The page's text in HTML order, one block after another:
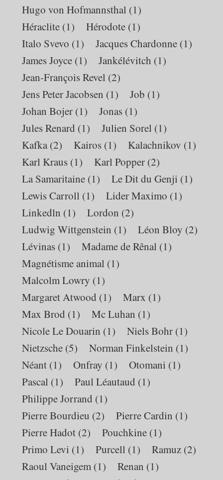
Hugo von Hofmannsthal (1)
Héraclite (1) Hérodote (1)
Italo Svevo (1) Jacques Chardonne (1)
James Joyce (1) Jankélévitch (1)
Jean-François Revel (2)
Jens Peter Jacobsen (1) Job (1)
Johan Bojer (1) Jonas (1)
Jules Renard (1) Julien Sorel (1)
Kafka (2) Kairos (1) Kalachnikov (1)
Karl Kraus (1) Karl Popper (2)
La Samaritaine (1) Le Dit du Genji (1)
Lewis Carroll (1) Lider Maximo (1)
Linkedln (1) Lordon (2)
Ludwig Wittgenstein (1) Léon Bloy (2)
Lévinas (1) Madame de Rênal (1)
Magnétisme animal (1)
Malcolm Lowry (1)
Margaret Atwood (1) Marx (1)
Max Brod (1) Mc Luhan (1)
Nicole Le Douarin (1) Niels Bohr (1)
Nietzsche (5) Norman Finkelstein (1)
Néant (1) Onfray (1) Otomani (1)
Pascal (1) Paul Léautaud (1)
Philippe Jorrand (1)
Pierre Bourdieu (2) Pierre Cardin (1)
Pierre Hadot (2) Pouchkine (1)
Primo Levi (1) Purcell (1) Ramuz (2)
Raoul Vaneigem (1) Renan (1)